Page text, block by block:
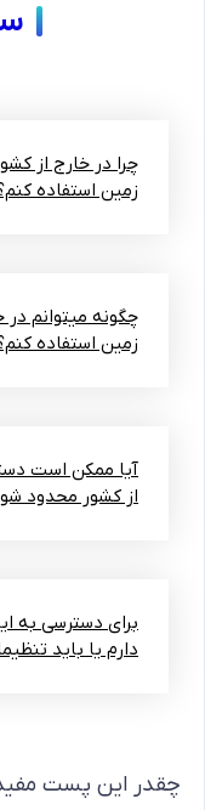
چرا در خارج از
زمین استفاده
چگونه میتوانم در
زمین استفاده
آیا ممکن است
از کشور محدود
برای دسترسی به
دارم یا باید
چقدر این پست